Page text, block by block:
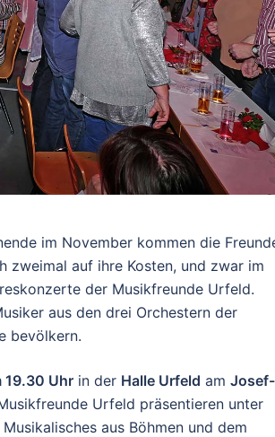
im November kommen die
zweimal auf ihre Kosten, und zwar im
der Musikfreunde Urfeld.
aus den drei Orchestern der
bevölkern.
19.30 Uhr in der Halle Urfeld am Josef-
Urfeld präsentieren unter
aus Böhmen und dem